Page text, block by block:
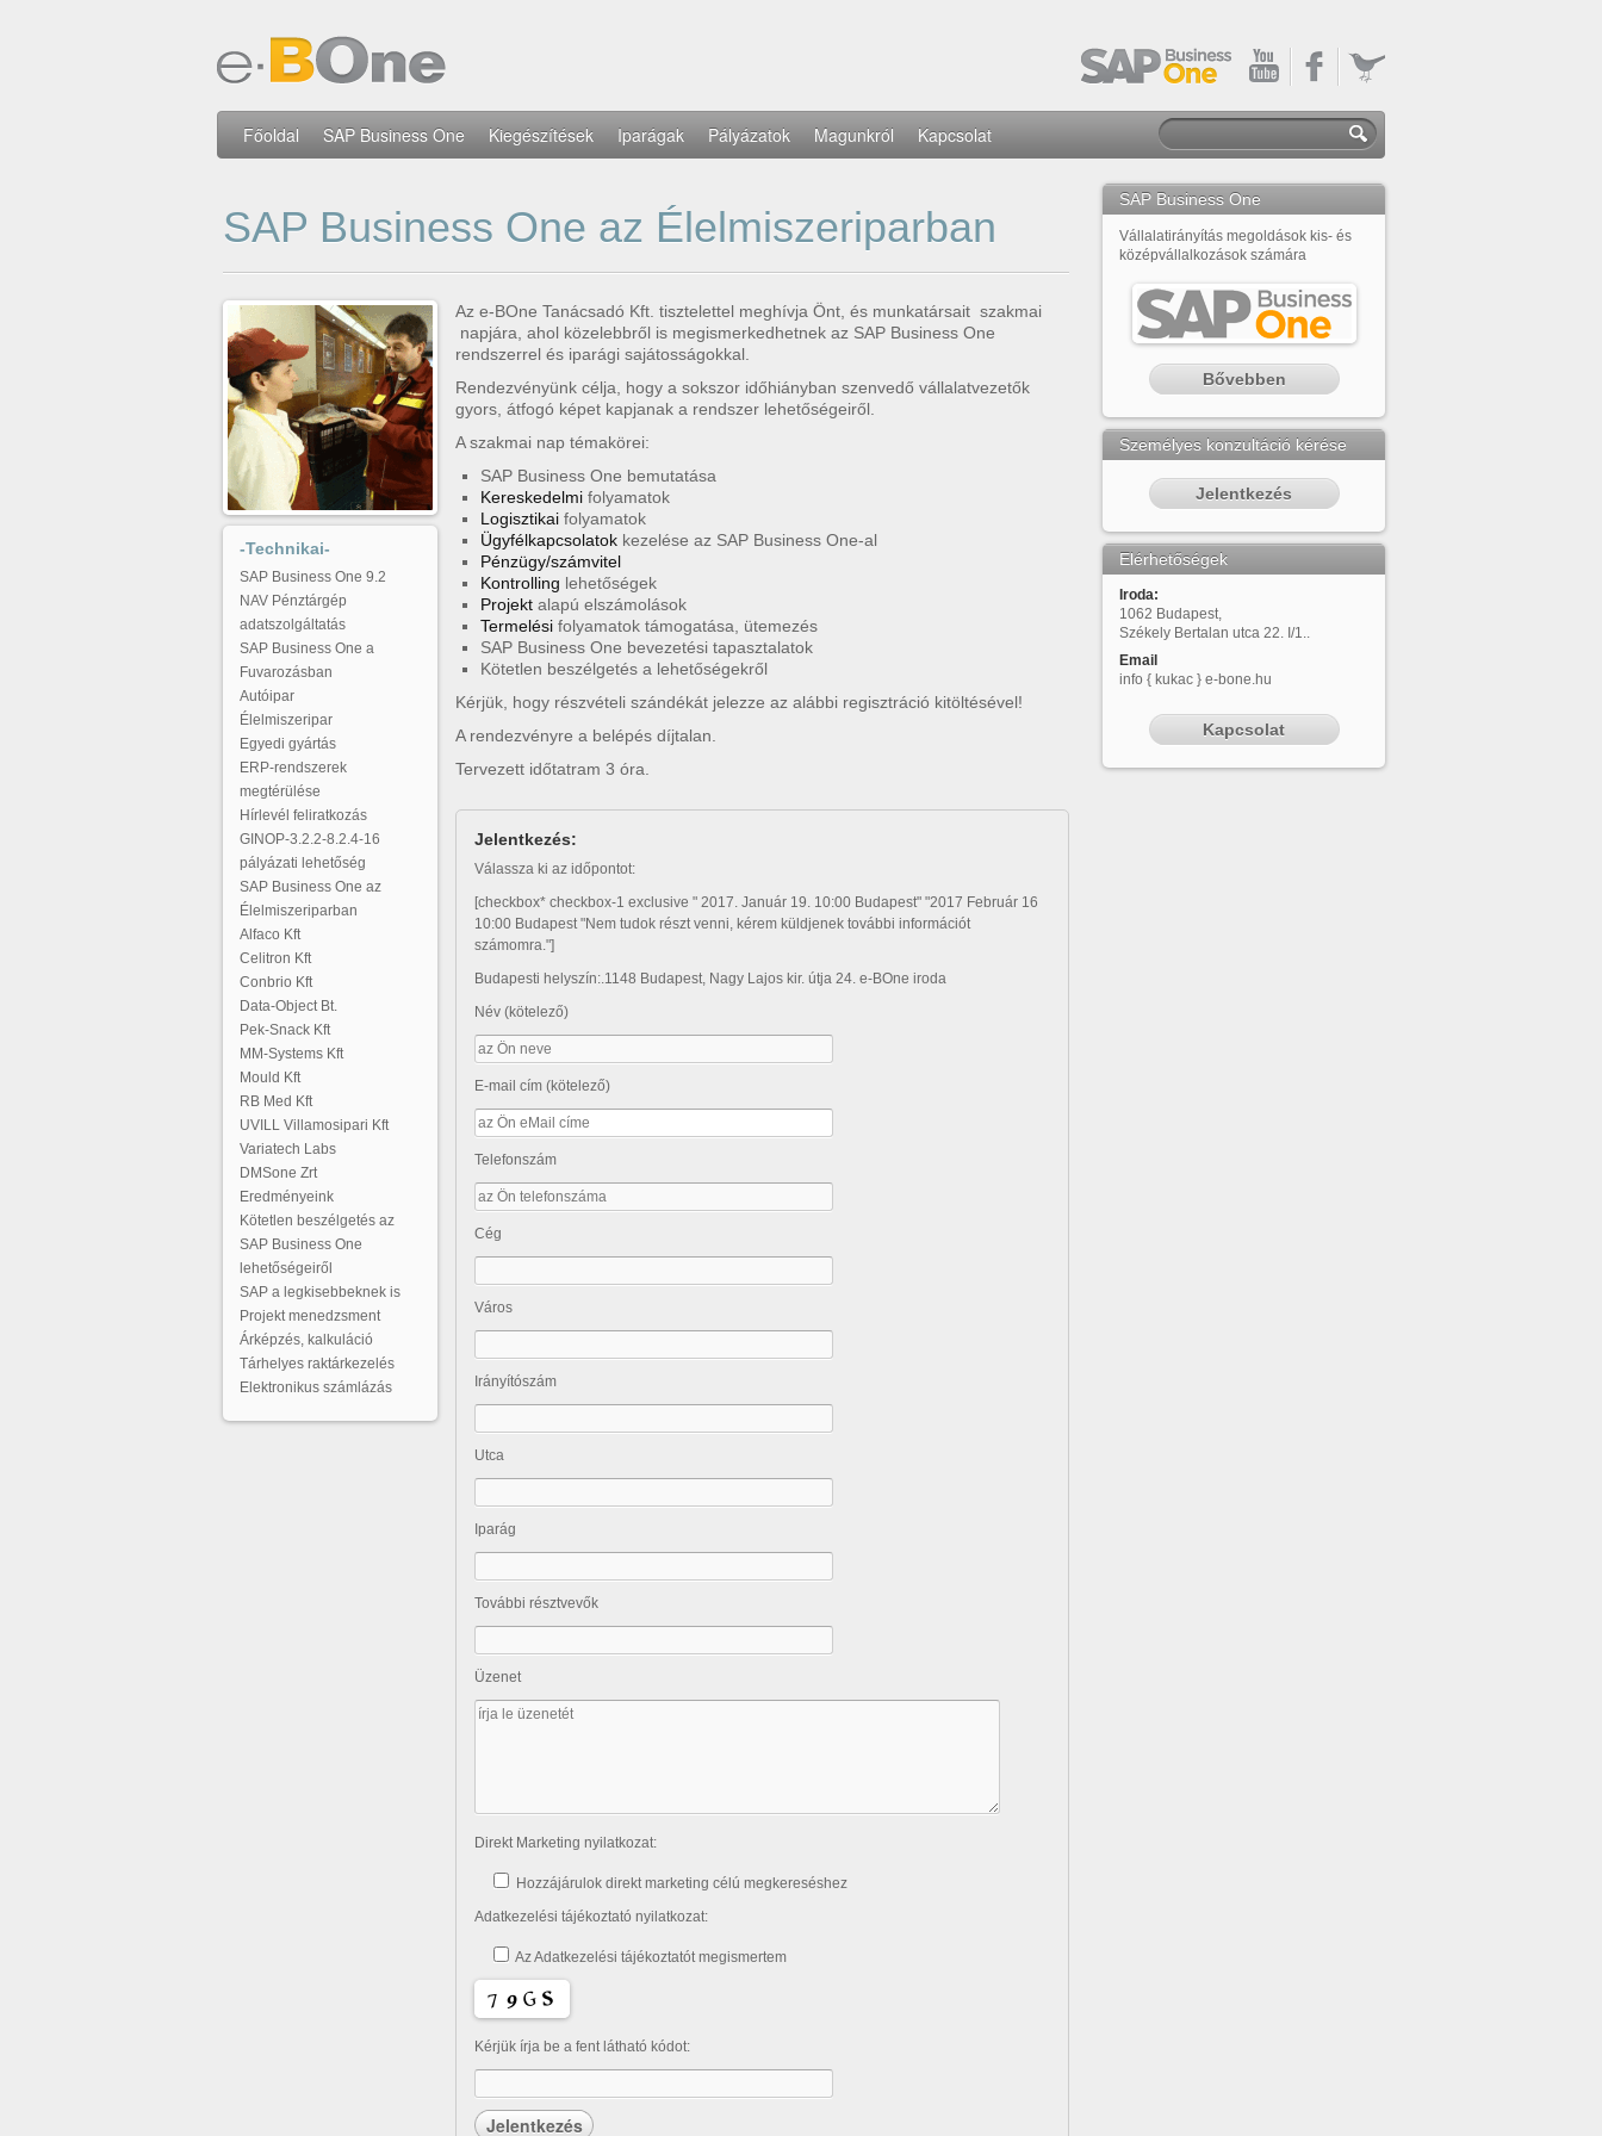
Főoldal SAP Business One Kiegészítések Iparágak Pályázatok Magunkról Kapcsolat
SAP Business One az Élelmiszeriparban
Az e-BOne Tanácsadó Kft. tisztelettel meghívja Önt, és munkatársait szakmai
napjára, ahol közelebbről is megismerkedhetnek az SAP Business One
rendszerrel és iparági sajátosságokkal.
Rendezvényünk célja, hogy a sokszor időhiányban szenvedő vállalatvezetők
gyors, átfogó képet kapjanak a rendszer lehetőségeiről.
A szakmai nap témakörei:
SAP Business One bemutatása
Kereskedelmi folyamatok
Logisztikai folyamatok
Ügyfélkapcsolatok kezelése az SAP Business One-al
Pénzügy/számvitel
Kontrolling lehetőségek
Projekt alapú elszámolások
Termelési folyamatok támogatása, ütemezés
SAP Business One bevezetési tapasztalatok
Kötetlen beszélgetés a lehetőségekről
Kérjük, hogy részvételi szándékát jelezze az alábbi regisztráció kitöltésével!
A rendezvényre a belépés díjtalan.
Tervezett időtatram 3 óra.
Jelentkezés:
Válassza ki az időpontot:
[checkbox* checkbox-1 exclusive " 2017. Január 19. 10:00 Budapest" "2017 Február 16
10:00 Budapest "Nem tudok részt venni, kérem küldjenek további információt
számomra."]
Budapesti helyszín:.1148 Budapest, Nagy Lajos kir. útja 24. e-BOne iroda
Név (kötelező)
E-mail cím (kötelező)
Telefonszám
Cég
Város
Irányítószám
Utca
Iparág
További résztvevők
Üzenet
Direkt Marketing nyilatkozat:
Hozzájárulok direkt marketing célú megkereséshez
Adatkezelési tájékoztató nyilatkozat:
Az Adatkezelési tájékoztatót megismertem
Kérjük írja be a fent látható kódot:
-Technikai-
SAP Business One 9.2
NAV Pénztárgép
adatszolgáltatás
SAP Business One a
Fuvarozásban
Autóipar
Élelmiszeripar
Egyedi gyártás
ERP-rendszerek
megtérülése
Hírlevél feliratkozás
GINOP-3.2.2-8.2.4-16
pályázati lehetőség
SAP Business One az
Élelmiszeriparban
Alfaco Kft
Celitron Kft
Conbrio Kft
Data-Object Bt.
Pek-Snack Kft
MM-Systems Kft
Mould Kft
RB Med Kft
UVILL Villamosipari Kft
Variatech Labs
DMSone Zrt
Eredményeink
Kötetlen beszélgetés az
SAP Business One
lehetőségeiről
SAP a legkisebbeknek is
Projekt menedzsment
Árképzés, kalkuláció
Tárhelyes raktárkezelés
Elektronikus számlázás
SAP Business One
Vállalatirányítás megoldások kis- és
középvállalkozások számára
Bővebben
Személyes konzultáció kérése
Jelentkezés
Elérhetőségek
Iroda:
1062 Budapest,
Székely Bertalan utca 22. I/1..
Email
info { kukac } e-bone.hu
Kapcsolat